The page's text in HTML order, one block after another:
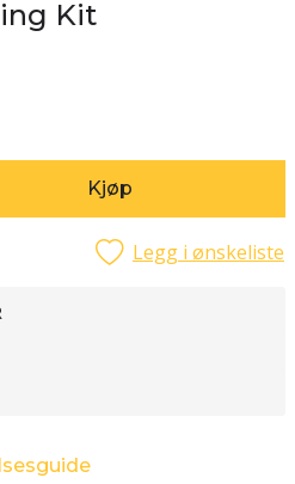
Kit
Kjøp
Legg i ønskeliste